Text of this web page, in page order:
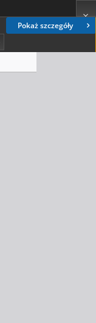
Pokaż szczegóły